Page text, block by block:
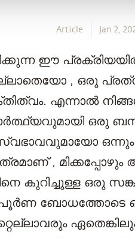
Article Jan 2,
ഈ
, ഒരു
എന്നാൽ
ഒരു
,
കുറിച്ചുള്ള ഒരു
ബോധത്തോടെ